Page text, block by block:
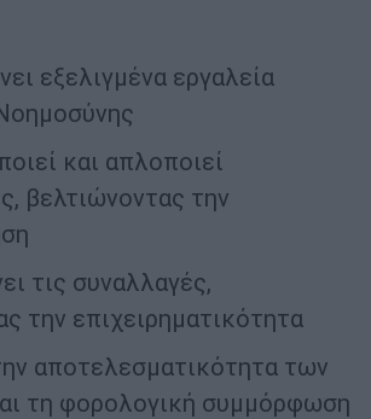
εξελιγμένα εργαλεία
και απλοποιεί
βελτιώνοντας την
τις συναλλαγές,
την επιχειρηματικότητα
αποτελεσματικότητα των
τη φορολογική συμμόρφωση